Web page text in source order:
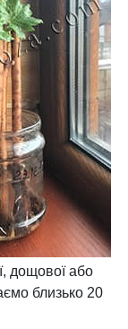
дощової або
близько 20